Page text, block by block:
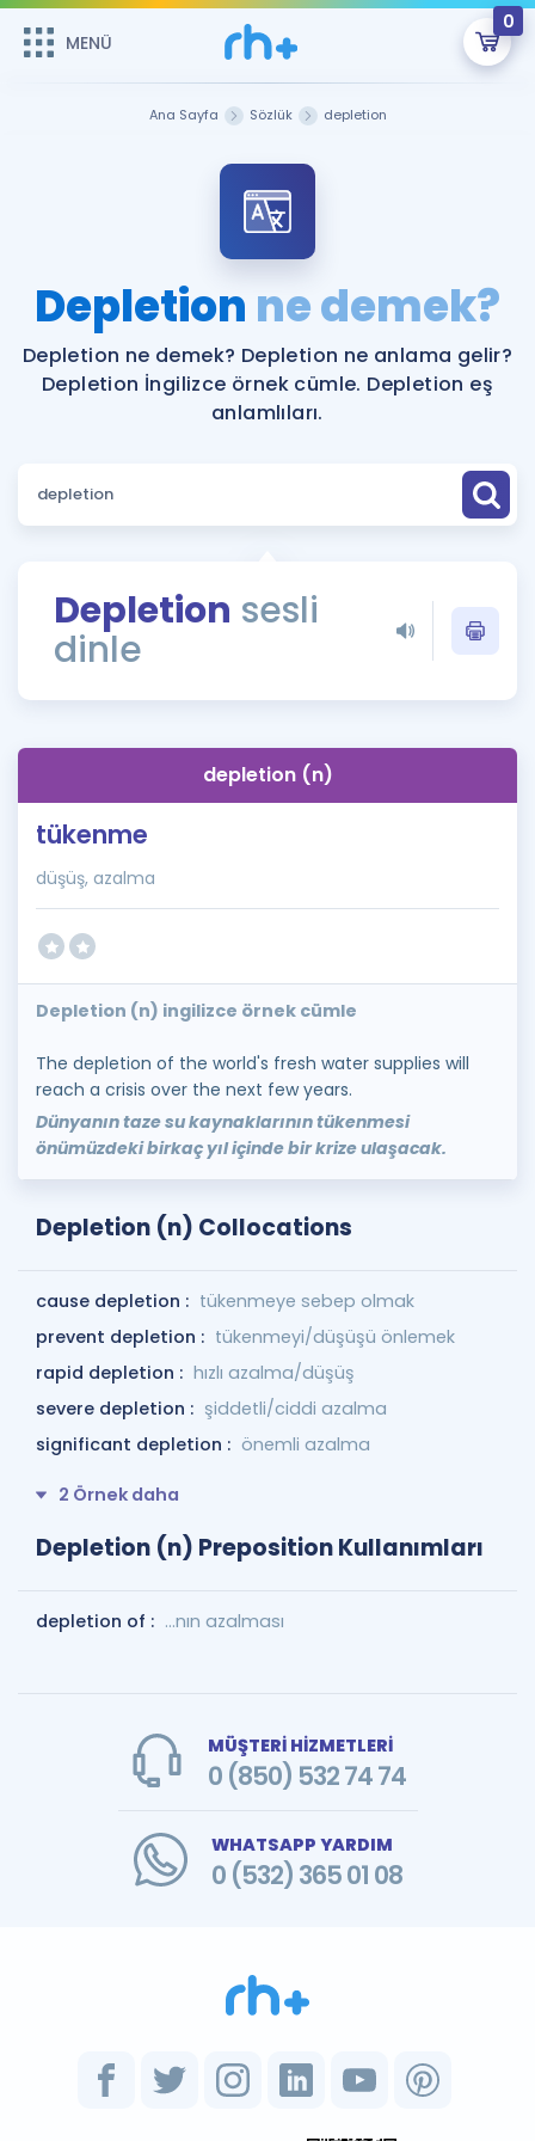
MENÜ
0
ÜYE DEĞİLİM
Sepetin Şu An Boş.
Remzi Hoca ile seni sınava hazırlayacak onlarca eğitim seni
bekliyor!
MENÜ
Katılımcı Görüşleri
Faydalı Araçlar
Sözlük
Rehberlik Aracı
ÖSYM Sınav Takvimi
İngilizce Gramer
Hakkımızda
Ana Sayfa Sözlük depletion
Depletion ne demek?
Depletion ne demek? Depletion ne anlama gelir?
Depletion İngilizce örnek cümle. Depletion eş
anlamlıları.
Depletion sesli
dinle
depletion (n)
tükenme
düşüş, azalma
Depletion (n) ingilizce örnek cümle
The depletion of the world's fresh water supplies will
reach a crisis over the next few years.
Dünyanın taze su kaynaklarının tükenmesi
önümüzdeki birkaç yıl içinde bir krize ulaşacak.
Depletion (n) Collocations
cause depletion : tükenmeye sebep olmak
prevent depletion : tükenmeyi/düşüşü önlemek
rapid depletion : hızlı azalma/düşüş
severe depletion : şiddetli/ciddi azalma
significant depletion : önemli azalma
2 Örnek daha
Depletion (n) Preposition Kullanımları
depletion of : ...nın azalması
MÜŞTERİ HİZMETLERİ
0 (850) 532 74 74
WHATSAPP YARDIM
0 (532) 365 01 08